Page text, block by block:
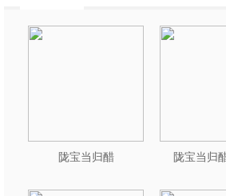
陇宝当归醋 陇宝当归